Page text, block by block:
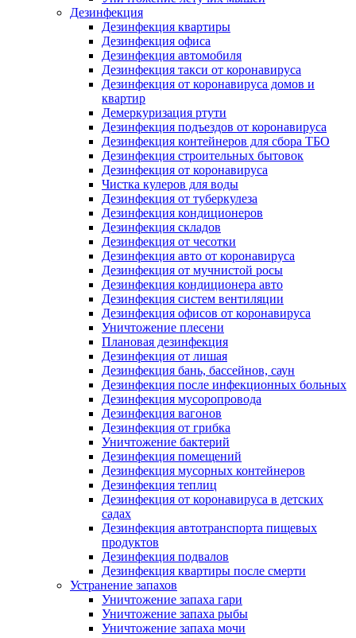
Дезинфекция
Дезинфекция квартиры
Дезинфекция офиса
Дезинфекция автомобиля
Дезинфекция такси от коронавируса
Дезинфекция от коронавируса домов и
квартир
Демеркуризация ртути
Дезинфекция подъездов от коронавируса
Дезинфекция контейнеров для сбора ТБО
Дезинфекция строительных бытовок
Дезинфекция от коронавируса
Чистка кулеров для воды
Дезинфекция от туберкулеза
Дезинфекция кондиционеров
Дезинфекция складов
Дезинфекция от чесотки
Дезинфекция авто от коронавируса
Дезинфекция от мучнистой росы
Дезинфекция кондиционера авто
Дезинфекция систем вентиляции
Дезинфекция офисов от коронавируса
Уничтожение плесени
Плановая дезинфекция
Дезинфекция от лишая
Дезинфекция бань, бассейнов, саун
Дезинфекция после инфекционных больных
Дезинфекция мусоропровода
Дезинфекция вагонов
Дезинфекция от грибка
Уничтожение бактерий
Дезинфекция помещений
Дезинфекция мусорных контейнеров
Дезинфекция теплиц
Дезинфекция от коронавируса в детских
садах
Дезинфекция автотранспорта пищевых
продуктов
Дезинфекция подвалов
Дезинфекция квартиры после смерти
Устранение запахов
Уничтожение запаха гари
Уничтожение запаха рыбы
Уничтожение запаха мочи